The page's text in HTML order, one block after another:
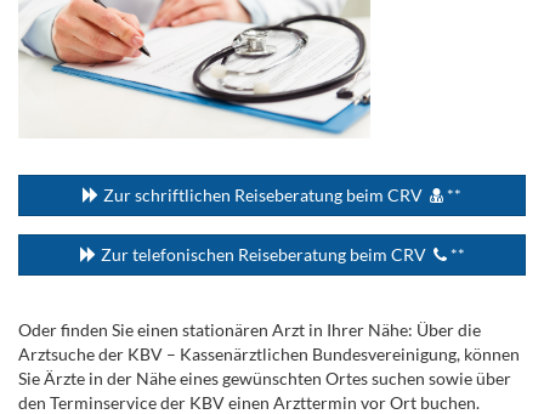
Zur schriftlichen Reiseberatung beim CRV **
Zur telefonischen Reiseberatung beim CRV **
Oder finden Sie einen stationären Arzt in Ihrer Nähe: Über die
Arztsuche der KBV – Kassenärztlichen Bundesvereinigung, können
Sie Ärzte in der Nähe eines gewünschten Ortes suchen sowie über
den Terminservice der KBV einen Arzttermin vor Ort buchen.